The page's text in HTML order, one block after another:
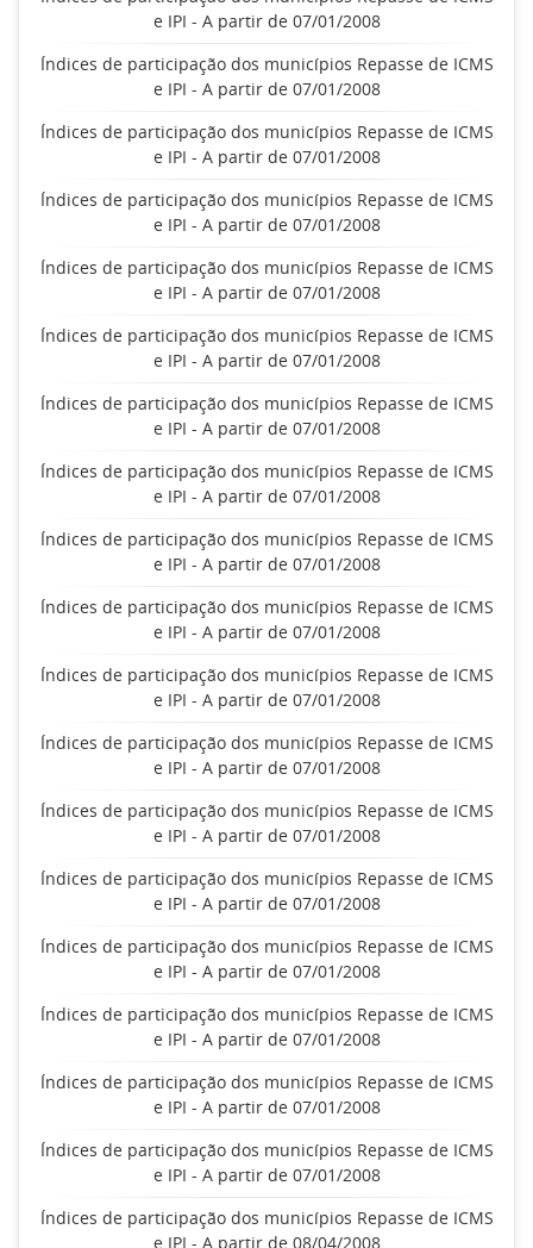
e IPI - A partir de 07/01/2008
Índices de participação dos municípios Repasse de ICMS
e IPI - A partir de 07/01/2008
Índices de participação dos municípios Repasse de ICMS
e IPI - A partir de 07/01/2008
Índices de participação dos municípios Repasse de ICMS
e IPI - A partir de 07/01/2008
Índices de participação dos municípios Repasse de ICMS
e IPI - A partir de 07/01/2008
Índices de participação dos municípios Repasse de ICMS
e IPI - A partir de 07/01/2008
Índices de participação dos municípios Repasse de ICMS
e IPI - A partir de 07/01/2008
Índices de participação dos municípios Repasse de ICMS
e IPI - A partir de 07/01/2008
Índices de participação dos municípios Repasse de ICMS
e IPI - A partir de 07/01/2008
Índices de participação dos municípios Repasse de ICMS
e IPI - A partir de 07/01/2008
Índices de participação dos municípios Repasse de ICMS
e IPI - A partir de 07/01/2008
Índices de participação dos municípios Repasse de ICMS
e IPI - A partir de 07/01/2008
Índices de participação dos municípios Repasse de ICMS
e IPI - A partir de 07/01/2008
Índices de participação dos municípios Repasse de ICMS
e IPI - A partir de 07/01/2008
Índices de participação dos municípios Repasse de ICMS
e IPI - A partir de 07/01/2008
Índices de participação dos municípios Repasse de ICMS
e IPI - A partir de 07/01/2008
Índices de participação dos municípios Repasse de ICMS
e IPI - A partir de 07/01/2008
Índices de participação dos municípios Repasse de ICMS
e IPI - A partir de 07/01/2008
Índices de participação dos municípios Repasse de ICMS
e IPI - A partir de 08/04/2008